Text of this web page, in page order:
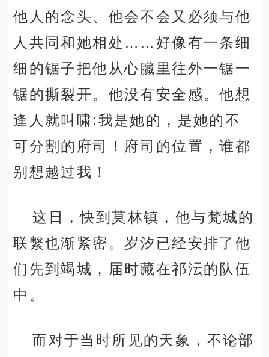
他人的念头、他会不会又必须与他
人共同和她相处……好像有一条细
细的锯子把他从心臟里往外一锯一
锯的撕裂开。他没有安全感。他想
逢人就叫啸:我是她的，是她的不
可分割的府司！府司的位置，谁都
别想越过我！
这日，快到莫林镇，他与梵城的
联繫也渐紧密。岁汐已经安排了他
们先到竭城，届时藏在祁沄的队伍
中。
而对于当时所见的天象，不论部